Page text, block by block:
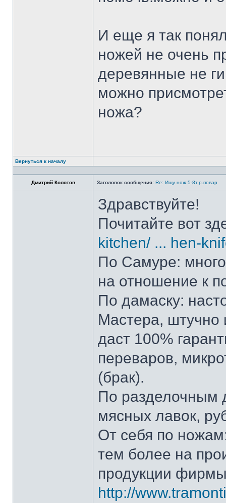
И еще я так
ножей не очень
деревянные не
можно
ножа?
Вернуться к началу
Дмитрий Колотов Заголовок сообщения: Re: Ищу нож.5-8т.р.повар
Здравствуйте!
Почитайте вот
kitchen/ ... hen-
По Самуре: много
на отношение к
По дамаску:
Мастера, штучно
даст 100%
переваров,
(брак).
По разделочным
мясных лавок,
От себя по
тем более на
продукции
http://